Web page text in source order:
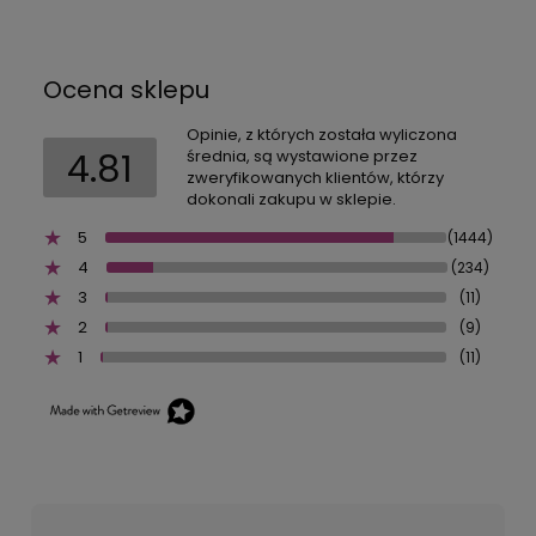
Ocena sklepu
4.81
Opinie, z których została wyliczona
średnia, są wystawione przez
zweryfikowanych klientów, którzy
dokonali zakupu w sklepie.
5
(1444)
4 (234)
3 (11)
2 (9)
1 (11)